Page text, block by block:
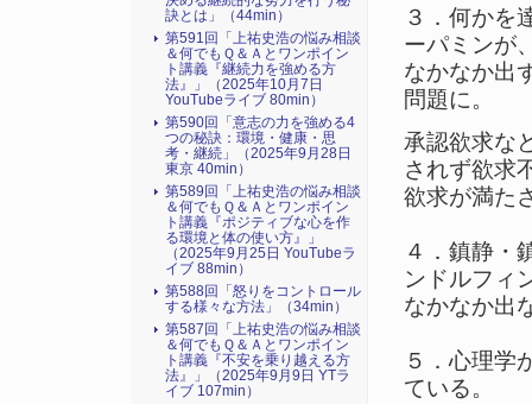
３．何かを
ーパミンが
なかなか出
問題に。
承認欲求な
されず欲求
欲求が満た
４．鎮静・
ンドルフィ
なかなか出
５．心理学
ている。
訣とは」（44min）
第591回「上祐史浩の悩み相談
＆何でもＱ＆Ａとワンポイン
ト講義『継続力を強める方
法』​」（2025年10月7日
YouTubeライブ 80min）
第590回「意志の力を強める4
つの秘訣：環境・健康・思
考・継続」（2025年9月28日
東京 40min）
第589回「上祐史浩の悩み相談
＆何でもＱ＆Ａとワンポイン
ト講義『ポジティブな心を作
る環境と体の使い方』​」
（2025年9月25日 YouTubeラ
イブ 88min）
第588回「怒りをコントロール
する様々な方法」（34min）
第587回「上祐史浩の悩み相談
＆何でもＱ＆Ａとワンポイン
ト講義『不安を乗り越える方
法』​」（2025年9月9日 YTラ
イブ 107min）